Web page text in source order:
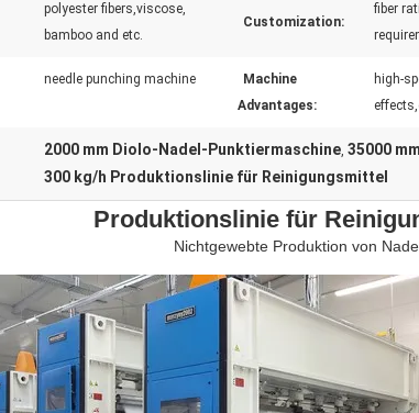
polyester fibers,viscose,
bamboo and etc.
Customization:
fiber
needle punching machine
Machine
Advantages:
high-
2000 mm Diolo-Nadel-Punktiermaschine, 35000
300 kg/h Produktionslinie für Reinigungsmittel
Produktionslinie für
Nichtgewebte Produktion von